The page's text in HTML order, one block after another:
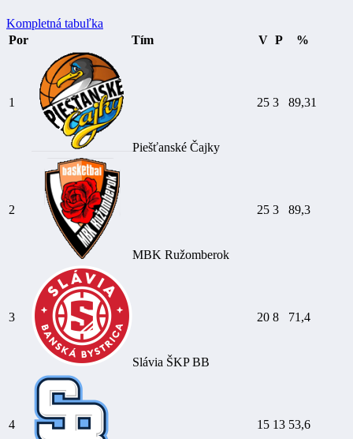
Kompletná tabuľka
Por
Tím V P %
1
Piešťanské Čajky
25 3 89,31
2
MBK Ružomberok
25 3 89,3
3
Slávia ŠKP BB
20 8 71,4
4 15 13 53,6